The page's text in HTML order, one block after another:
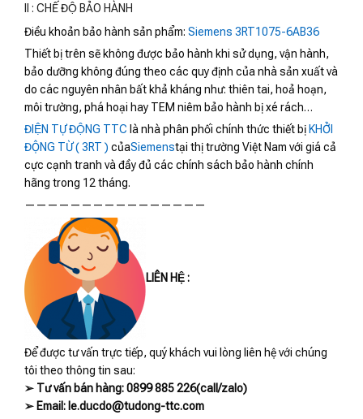
II : CHẾ ĐỘ BẢO HÀNH
Điều khoản bảo hành sản phẩm: Siemens 3RT1075-6AB36
Thiết bị trên sẽ không được bảo hành khi sử dụng, vận hành,
bảo dưỡng không đúng theo các quy định của nhà sản xuất và
do các nguyên nhân bất khả kháng như: thiên tai, hoả hoạn,
môi trường, phá hoại hay TEM niêm bảo hành bị xé rách…
ĐIỆN TỰ ĐỘNG TTC là nhà phân phối chính thức thiết bị KHỞI
ĐỘNG TỪ ( 3RT ) củaSiemenstại thị trường Việt Nam với giá cả
cực cạnh tranh và đầy đủ các chính sách bảo hành chính
hãng trong 12 tháng.
————————————————
LIÊN HỆ :
Để được tư vấn trực tiếp, quý khách vui lòng liên hệ với chúng
tôi theo thông tin sau:
➢ Tư vấn bán hàng: 0899 885 226(call/zalo)
➢ Email: le.ducdo@tudong-ttc.com